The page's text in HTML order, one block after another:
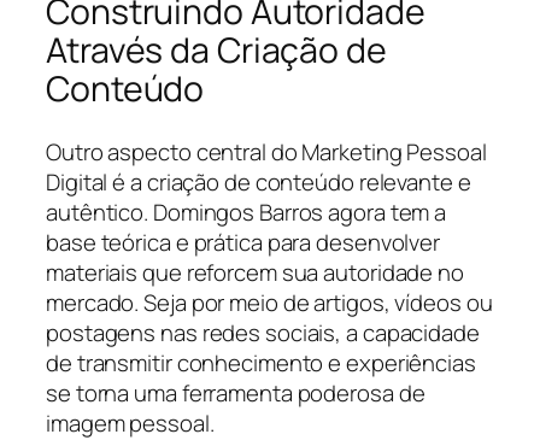
Construindo Autoridade
Através da Criação de
Conteúdo
Outro aspecto central do Marketing Pessoal
Digital é a criação de conteúdo relevante e
autêntico. Domingos Barros agora tem a
base teórica e prática para desenvolver
materiais que reforcem sua autoridade no
mercado. Seja por meio de artigos, vídeos ou
postagens nas redes sociais, a capacidade
de transmitir conhecimento e experiências
se torna uma ferramenta poderosa de
imagem pessoal.